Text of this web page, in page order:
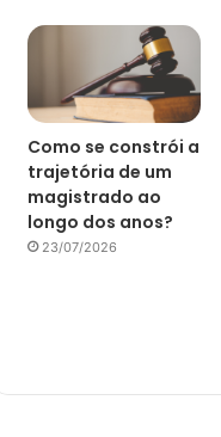
Como se constrói a
trajetória de um
magistrado ao
longo dos anos?
23/07/2026